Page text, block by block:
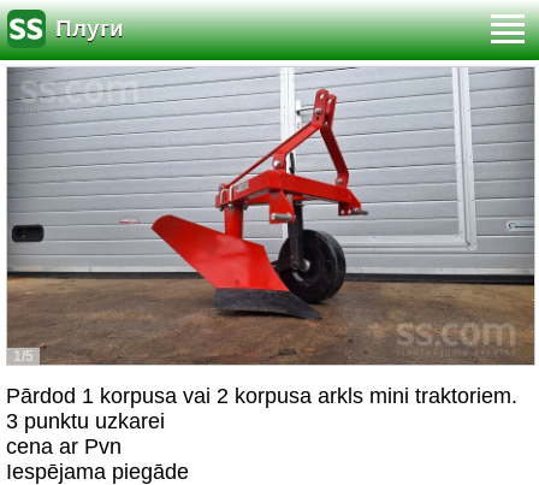
Плуги
1/5
Pārdod 1 korpusa vai 2 korpusa arkls mini traktoriem.
3 punktu uzkarei
cena ar Pvn
Iespējama piegāde